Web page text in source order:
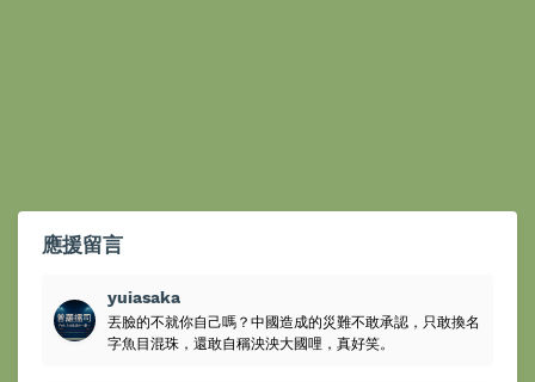
應援留言
yuiasaka
丟臉的不就你自己嗎？中國造成的災難不敢承認，只敢換名
字魚目混珠，還敢自稱泱泱大國哩，真好笑。